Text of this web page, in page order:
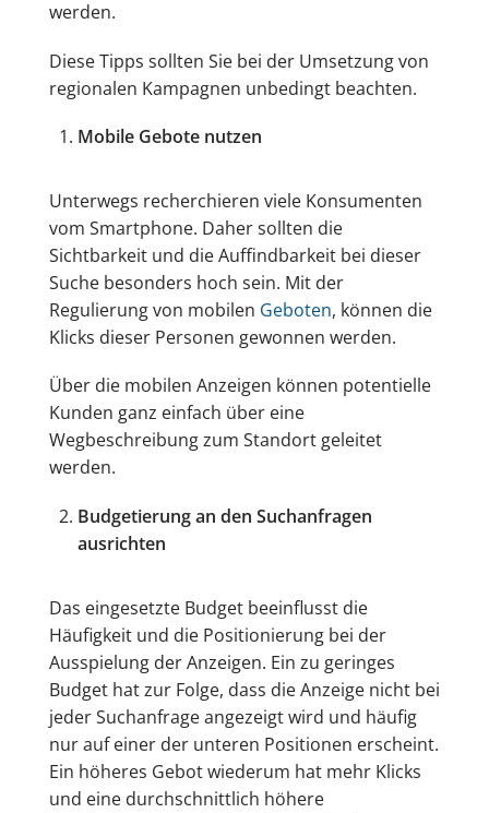
werden.
Diese Tipps sollten Sie bei der Umsetzung von
regionalen Kampagnen unbedingt beachten.
Mobile Gebote nutzen
Unterwegs recherchieren viele Konsumenten
vom Smartphone. Daher sollten die
Sichtbarkeit und die Auffindbarkeit bei dieser
Suche besonders hoch sein. Mit der
Regulierung von mobilen Geboten, können die
Klicks dieser Personen gewonnen werden.
Über die mobilen Anzeigen können potentielle
Kunden ganz einfach über eine
Wegbeschreibung zum Standort geleitet
werden.
Budgetierung an den Suchanfragen
ausrichten
Das eingesetzte Budget beeinflusst die
Häufigkeit und die Positionierung bei der
Ausspielung der Anzeigen. Ein zu geringes
Budget hat zur Folge, dass die Anzeige nicht bei
jeder Suchanfrage angezeigt wird und häufig
nur auf einer der unteren Positionen erscheint.
Ein höheres Gebot wiederum hat mehr Klicks
und eine durchschnittlich höhere